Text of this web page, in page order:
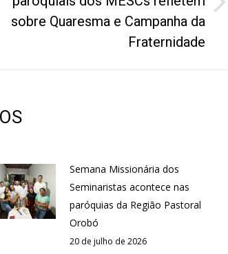
sobre Quaresma e Campanha da
Fraternidade
Semana Missionária dos
Seminaristas acontece nas
paróquias da Região Pastoral
Orobó
20 de julho de 2026